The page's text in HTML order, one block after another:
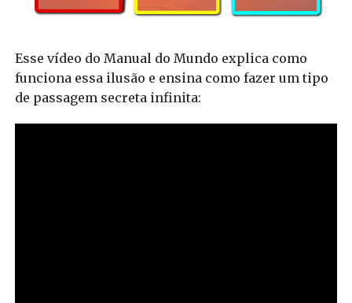
Esse vídeo do Manual do Mundo explica como
funciona essa ilusão e ensina como fazer um tipo
de passagem secreta infinita: